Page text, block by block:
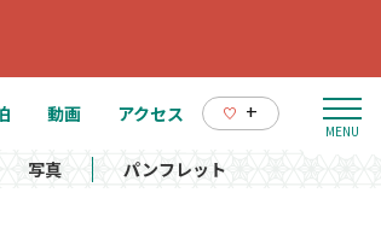
動画 アクセス +
写真 パンフレット